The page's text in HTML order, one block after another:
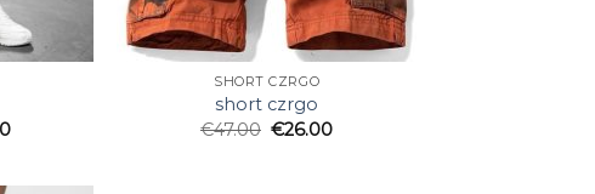
SHORT CZRGO
short czrgo
€47.00 €26.00